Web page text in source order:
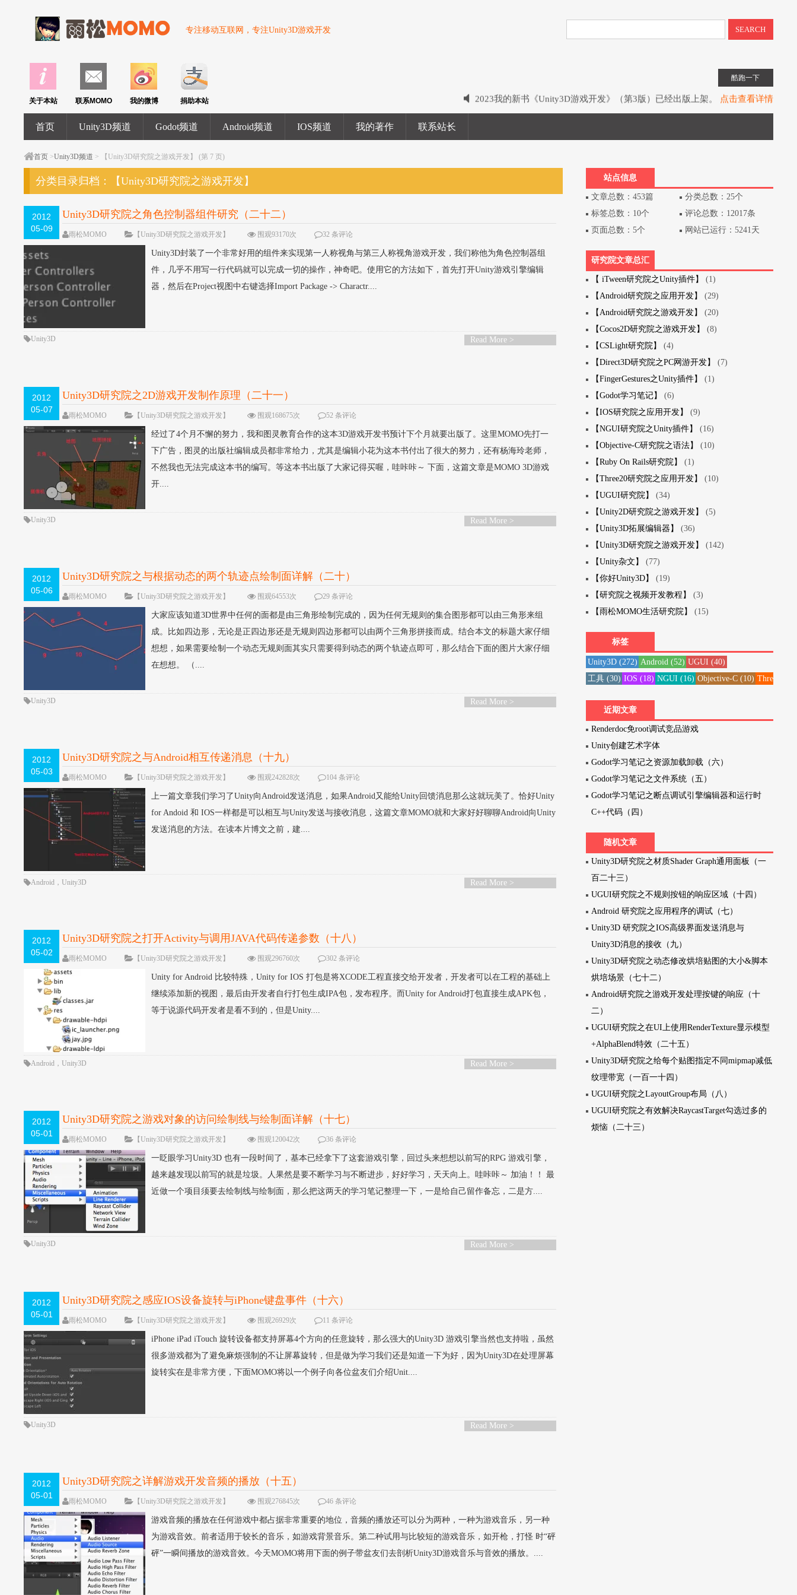
专注移动互联网，专注Unity3D游戏开发 SEARCH
酷跑一下
写博客不易，如果您想请我喝一杯星巴克的话？就进来看吧。 点击查看详情
2022我的电子书教程《UIToolkit下一代UI系统》全网上架。点击查看详情
关于本站 联系MOMO 我的微博 捐助本站
首页 Unity3D频道 Godot频道 Android频道 IOS频道 我的著作 联系站长
首页 >Unity3D频道 > 【Unity3D研究院之游戏开发】 (第 7 页)
分类目录归档： 【Unity3D研究院之游戏开发】
2012
05-09
Unity3D研究院之角色控制器组件研究（二十二）
雨松MOMO 【Unity3D研究院之游戏开发】 围观93170次 32 条评论
Unity3D封装了一个非常好用的组件来实现第一人称视角与第三人称视角游戏开发，我们称他为角色控制器组
件，几乎不用写一行代码就可以完成一切的操作，神奇吧。使用它的方法如下，首先打开Unity游戏引擎编辑
器，然后在Project视图中右键选择Import Package -> Charactr....
Read More >
Unity3D
2012
05-07
Unity3D研究院之2D游戏开发制作原理（二十一）
雨松MOMO 【Unity3D研究院之游戏开发】 围观168675次 52 条评论
经过了4个月不懈的努力，我和图灵教育合作的这本3D游戏开发书预计下个月就要出版了。这里MOMO先打一
下广告，图灵的出版社编辑成员都非常给力，尤其是编辑小花为这本书付出了很大的努力，还有杨海玲老师，
不然我也无法完成这本书的编写。等这本书出版了大家记得买喔，哇咔咔～ 下面，这篇文章是MOMO 3D游戏
开....
Read More >
Unity3D
2012
05-06
Unity3D研究院之与根据动态的两个轨迹点绘制面详解（二十）
雨松MOMO 【Unity3D研究院之游戏开发】 围观64553次 29 条评论
大家应该知道3D世界中任何的面都是由三角形绘制完成的，因为任何无规则的集合图形都可以由三角形来组
成。比如四边形，无论是正四边形还是无规则四边形都可以由两个三角形拼接而成。结合本文的标题大家仔细
想想，如果需要绘制一个动态无规则面其实只需要得到动态的两个轨迹点即可，那么结合下面的图片大家仔细
在想想。 （....
Read More >
Unity3D
2012
05-03
Unity3D研究院之与Android相互传递消息（十九）
雨松MOMO 【Unity3D研究院之游戏开发】 围观242828次 104 条评论
上一篇文章我们学习了Unity向Android发送消息，如果Android又能给Unity回馈消息那么这就玩美了。恰好Unity
for Andoid 和 IOS一样都是可以相互与Unity发送与接收消息，这篇文章MOMO就和大家好好聊聊Android向Unity
发送消息的方法。在读本片博文之前，建....
Read More >
Android ，Unity3D
2012
05-02
Unity3D研究院之打开Activity与调用JAVA代码传递参数（十八）
雨松MOMO 【Unity3D研究院之游戏开发】 围观296760次 302 条评论
Unity for Android 比较特殊，Unity for IOS 打包是将XCODE工程直接交给开发者，开发者可以在工程的基础上
继续添加新的视图，最后由开发者自行打包生成IPA包，发布程序。而Unity for Android打包直接生成APK包，
等于说源代码开发者是看不到的，但是Unity....
Read More >
Android ，Unity3D
2012
05-01
Unity3D研究院之游戏对象的访问绘制线与绘制面详解（十七）
雨松MOMO 【Unity3D研究院之游戏开发】 围观120042次 36 条评论
一眨眼学习Unity3D 也有一段时间了，基本已经拿下了这套游戏引擎，回过头来想想以前写的RPG 游戏引擎，
越来越发现以前写的就是垃圾。人果然是要不断学习与不断进步，好好学习，天天向上。哇咔咔～ 加油！！ 最
近做一个项目须要去绘制线与绘制面，那么把这两天的学习笔记整理一下，一是给自己留作备忘，二是方....
Read More >
Unity3D
2012
05-01
Unity3D研究院之感应IOS设备旋转与iPhone键盘事件（十六）
雨松MOMO 【Unity3D研究院之游戏开发】 围观26929次 11 条评论
iPhone iPad iTouch 旋转设备都支持屏幕4个方向的任意旋转，那么强大的Unity3D 游戏引擎当然也支持啦，虽然
很多游戏都为了避免麻烦强制的不让屏幕旋转，但是做为学习我们还是知道一下为好，因为Unity3D在处理屏幕
旋转实在是非常方便，下面MOMO将以一个例子向各位盆友们介绍Unit....
Read More >
Unity3D
2012
05-01
Unity3D研究院之详解游戏开发音频的播放（十五）
雨松MOMO 【Unity3D研究院之游戏开发】 围观276845次 46 条评论
游戏音频的播放在任何游戏中都占据非常重要的地位，音频的播放还可以分为两种，一种为游戏音乐，另一种
为游戏音效。前者适用于较长的音乐，如游戏背景音乐。第二种试用与比较短的游戏音乐，如开枪，打怪 时“砰
砰”一瞬间播放的游戏音效。今天MOMO将用下面的例子带盆友们去剖析Unity3D游戏音乐与音效的播放。....
站点信息
文章总数：453篇
分类总数：25个
标签总数：10个
评论总数：12017条
页面总数：5个
网站已运行：5241天
研究院文章总汇
【 iTween研究院之Unity插件】
(1)
【Android研究院之应用开发】
(29)
【Android研究院之游戏开发】
(20)
【Cocos2D研究院之游戏开发】
(8)
【CSLight研究院】
(4)
【Direct3D研究院之PC网游开发】
(7)
【FingerGestures之Unity插件】
(1)
【Godot学习笔记】
(6)
【IOS研究院之应用开发】
(9)
【NGUI研究院之Unity插件】
(16)
【Objective-C研究院之语法】
(10)
【Ruby On Rails研究院】
(1)
【Three20研究院之应用开发】
(10)
【UGUI研究院】
(34)
【Unity2D研究院之游戏开发】
(5)
【Unity3D拓展编辑器】
(36)
【Unity3D研究院之游戏开发】
(142)
【Unity杂文】
(77)
【你好Unity3D】
(19)
【研究院之视频开发教程】
(3)
【雨松MOMO生活研究院】
(15)
标签
Unity3D(272) Android(52) UGUI (40)
工具(30) IOS (18) NGUI (16) Objective-C(10) Three20
近期文章
Renderdoc免root调试竞品游戏
Unity创建艺术字体
Godot学习笔记之资源加载卸载（六）
Godot学习笔记之文件系统（五）
Godot学习笔记之断点调试引擎编辑器和运行时
C++代码（四）
随机文章
Unity3D研究院之材质Shader Graph通用面板（一
百二十三）
UGUI研究院之不规则按钮的响应区域（十四）
Android 研究院之应用程序的调试（七）
Unity3D 研究院之IOS高级界面发送消息与
Unity3D消息的接收（九）
Unity3D研究院之动态修改烘培贴图的大小&脚本
烘培场景（七十二）
Android研究院之游戏开发处理按键的响应（十
二）
UGUI研究院之在UI上使用RenderTexture显示模型
+AlphaBlend特效（二十五）
Unity3D研究院之给每个贴图指定不同mipmap减低
纹理带宽（一百一十四）
UGUI研究院之LayoutGroup布局（八）
UGUI研究院之有效解决RaycastTarget勾选过多的
烦恼（二十三）